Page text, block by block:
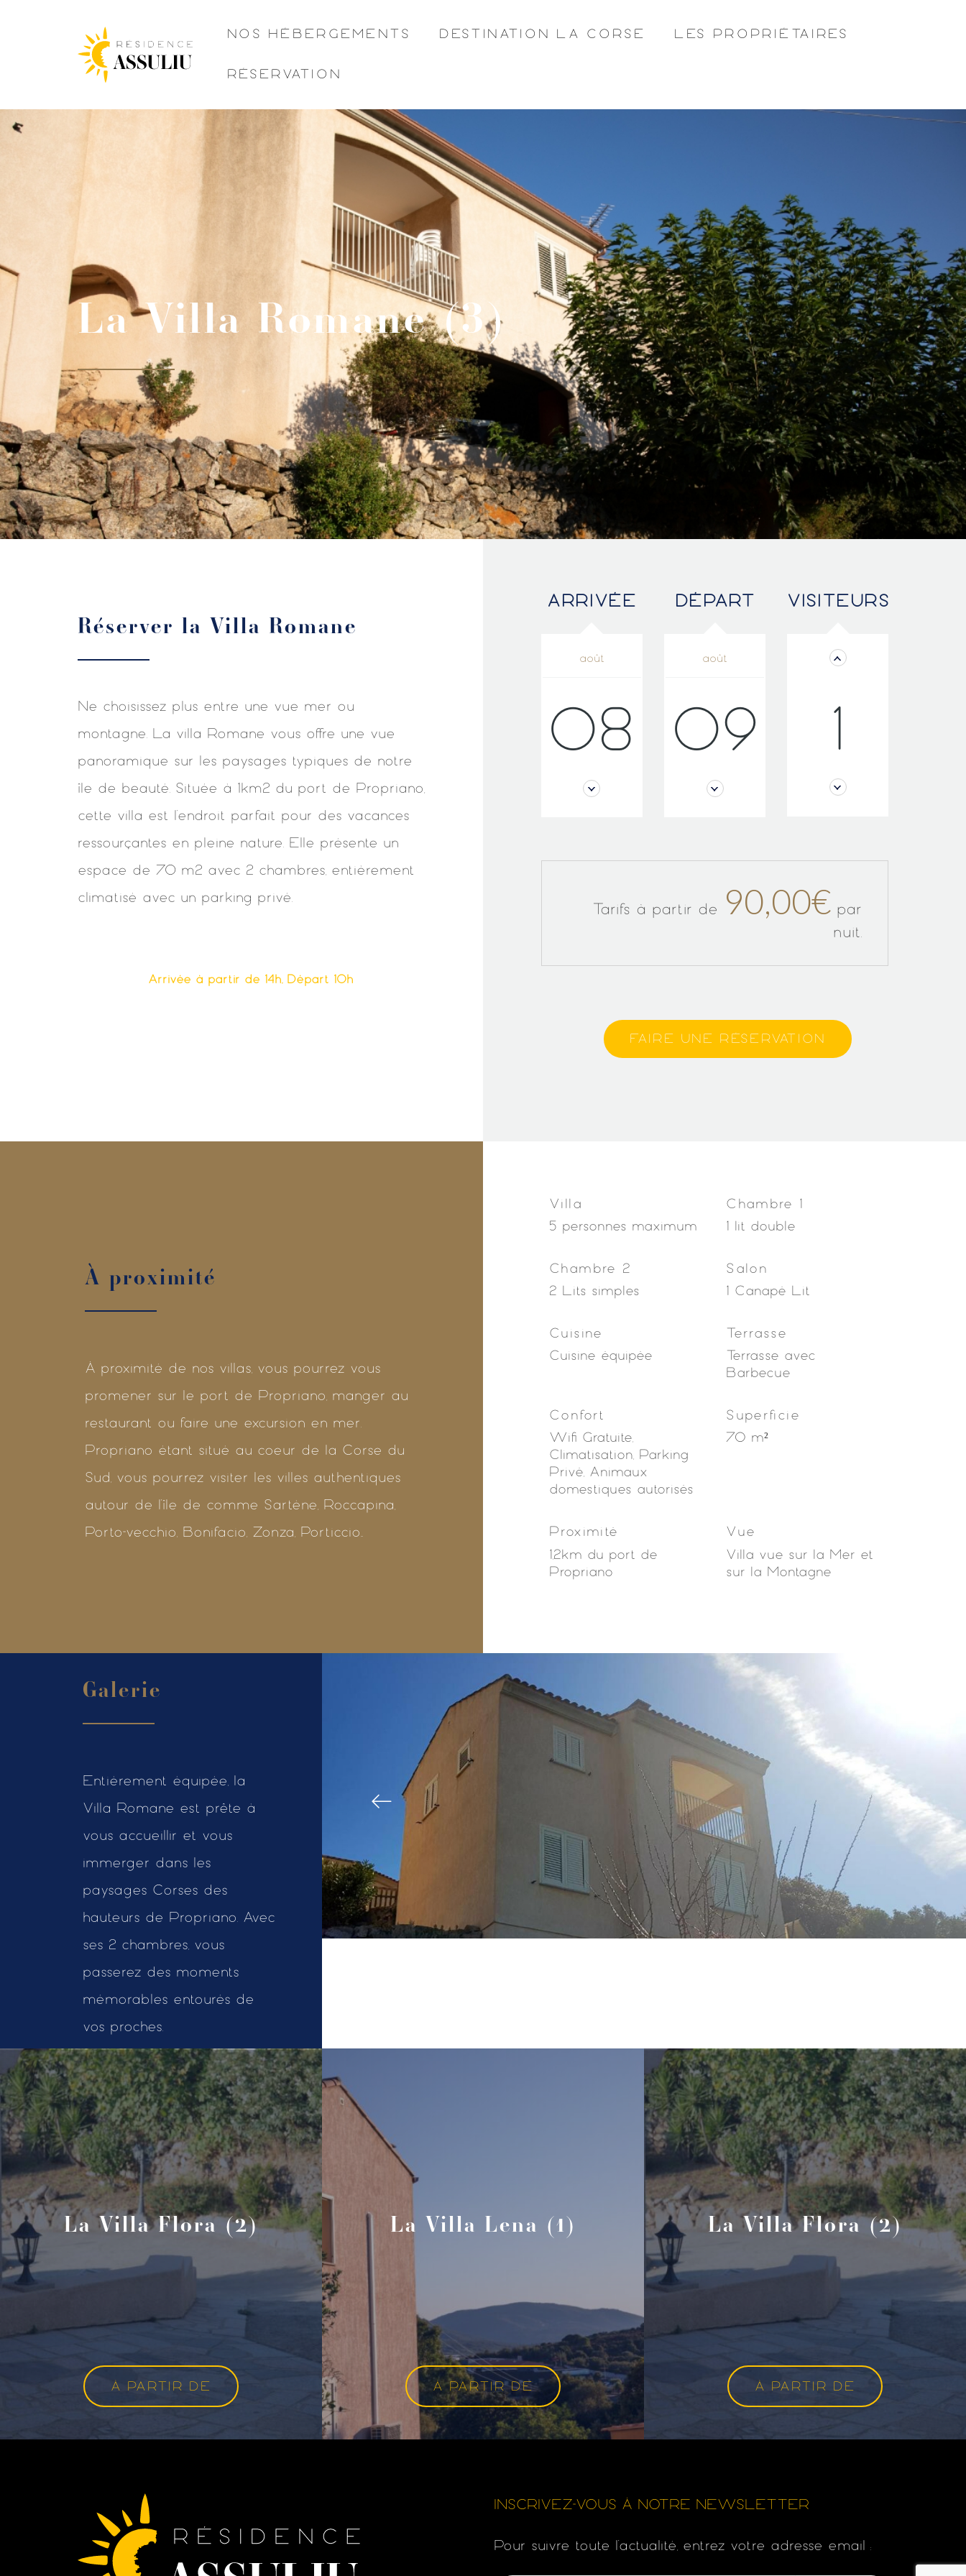
NOS HÉBERGEMENTS DESTINATION LA CORSE LES PROPRIÉTAIRES
RÉSERVATION
La Villa Romane (3)
Réserver la Villa Romane
Ne choisissez plus entre une vue mer ou
montagne. La villa Romane vous offre une vue
panoramique sur les paysages typiques de notre
île de beauté. Située à 1km2 du port de Propriano,
cette villa est l’endroit parfait pour des vacances
ressourçantes en pleine nature. Elle présente un
espace de 70 m2 avec 2 chambres, entièrement
climatisé avec un parking privé.
Arrivée à partir de 14h, Départ 10h
ARRIVÉE
août
08
DÉPART
août
09
VISITEURS
1
Tarifs à partir de 90,00€ par
nuit.
À proximité
À proximité de nos villas, vous pourrez vous
promener sur le port de Propriano, manger au
restaurant ou faire une excursion en mer.
Propriano étant situé au coeur de la Corse du
Sud, vous pourrez visiter les villes authentiques
autour de l'île de comme Sartène, Roccapina,
Porto-vecchio, Bonifacio, Zonza, Porticcio...
Villa
5 personnes maximum
Chambre 1
1 lit double
Chambre 2
2 Lits simples
Salon
1 Canapé Lit
Cuisine
Cuisine équipée
Terrasse
Terrasse avec
Barbecue
Confort
Wifi Gratuite,
Climatisation, Parking
Privé, Animaux
domestiques autorisés
Superficie
70 m²
Proximité
1,2km du port de
Propriano
Vue
Villa vue sur la Mer et
sur la Montagne
Galerie
Entièrement équipée, la
Villa Romane est prête à
vous accueillir et vous
immerger dans les
paysages Corses des
hauteurs de Propriano. Avec
ses 2 chambres, vous
passerez des moments
mémorables entourés de
vos proches.
La Villa Flora (2)
À PARTIR DE
La Villa Lena (1)
À PARTIR DE
La Villa Flora (2)
À PARTIR DE
INSCRIVEZ-VOUS À NOTRE NEWSLETTER
Pour suivre toute l’actualité, entrez votre adresse email :